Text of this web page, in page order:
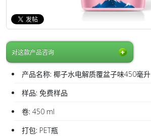
对这款产品咨询
产品名称: 椰子水电解质覆盆子味450毫升
样品: 免费样品
卷: 450 ml
打包: PET瓶